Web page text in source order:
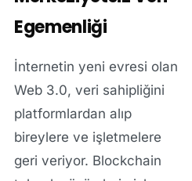
Egemenliği
İnternetin yeni evresi olan
Web 3.0, veri sahipliğini
platformlardan alıp
bireylere ve işletmelere
geri veriyor. Blockchain